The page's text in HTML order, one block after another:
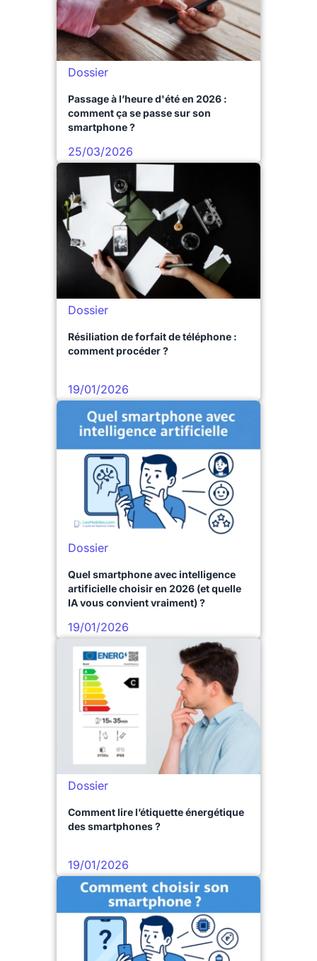
Dossier
Passage à l’heure d'été en 2026 :
comment ça se passe sur son
smartphone ?
25/03/2026
Dossier
Résiliation de forfait de téléphone :
comment procéder ?
19/01/2026
Dossier
Quel smartphone avec intelligence
artificielle choisir en 2026 (et quelle
IA vous convient vraiment) ?
19/01/2026
Dossier
Comment lire l’étiquette énergétique
des smartphones ?
19/01/2026